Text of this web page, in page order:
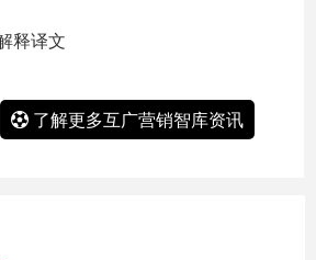
释译文
了解更多互广营销智库资讯